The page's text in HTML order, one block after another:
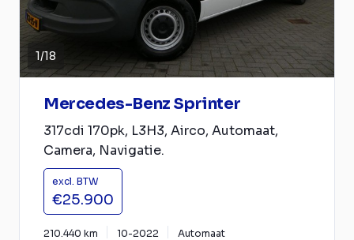
1/18
Mercedes-Benz Sprinter
317cdi 170pk, L3H3, Airco, Automaat,
Camera, Navigatie.
excl. BTW
€25.900
210.440 km 10-2022 Automaat